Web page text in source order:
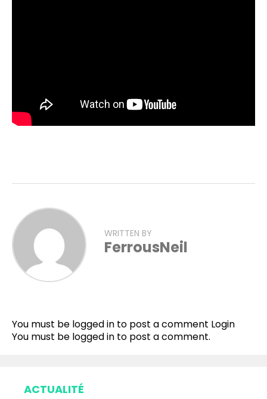
WRITTEN BY
FerrousNeil
You must be logged in to post a comment Login
You must be logged in to post a comment.
ACTUALITÉ
Pinterest